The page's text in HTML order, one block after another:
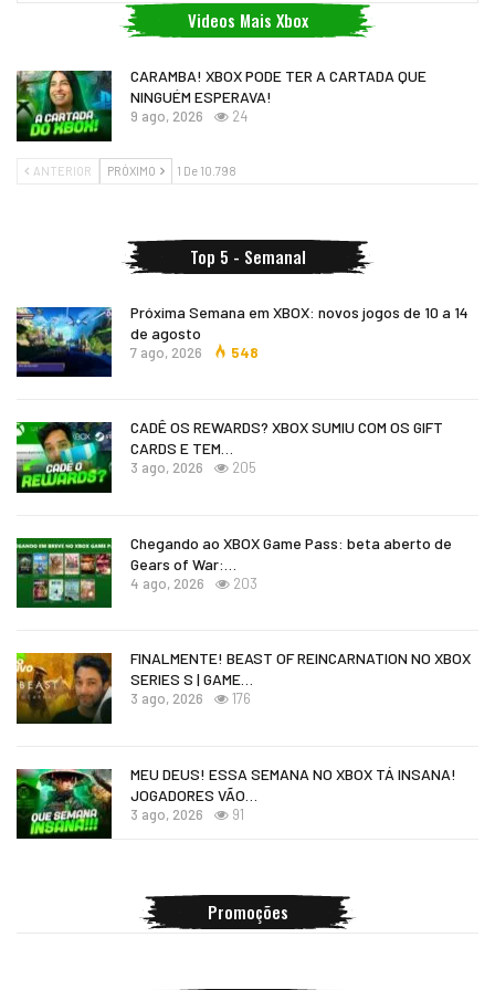
Videos Mais Xbox
CARAMBA! XBOX PODE TER A CARTADA QUE
NINGUÉM ESPERAVA!
9 ago, 2026 24
ANTERIOR PRÓXIMO 1 De 10.798
Top 5 - Semanal
Próxima Semana em XBOX: novos jogos de 10 a 14
de agosto
7 ago, 2026 548
CADÊ OS REWARDS? XBOX SUMIU COM OS GIFT
CARDS E TEM…
3 ago, 2026 205
Chegando ao XBOX Game Pass: beta aberto de
Gears of War:…
4 ago, 2026 203
FINALMENTE! BEAST OF REINCARNATION NO XBOX
SERIES S | GAME…
3 ago, 2026 176
MEU DEUS! ESSA SEMANA NO XBOX TÁ INSANA!
JOGADORES VÃO…
3 ago, 2026 91
Promoções